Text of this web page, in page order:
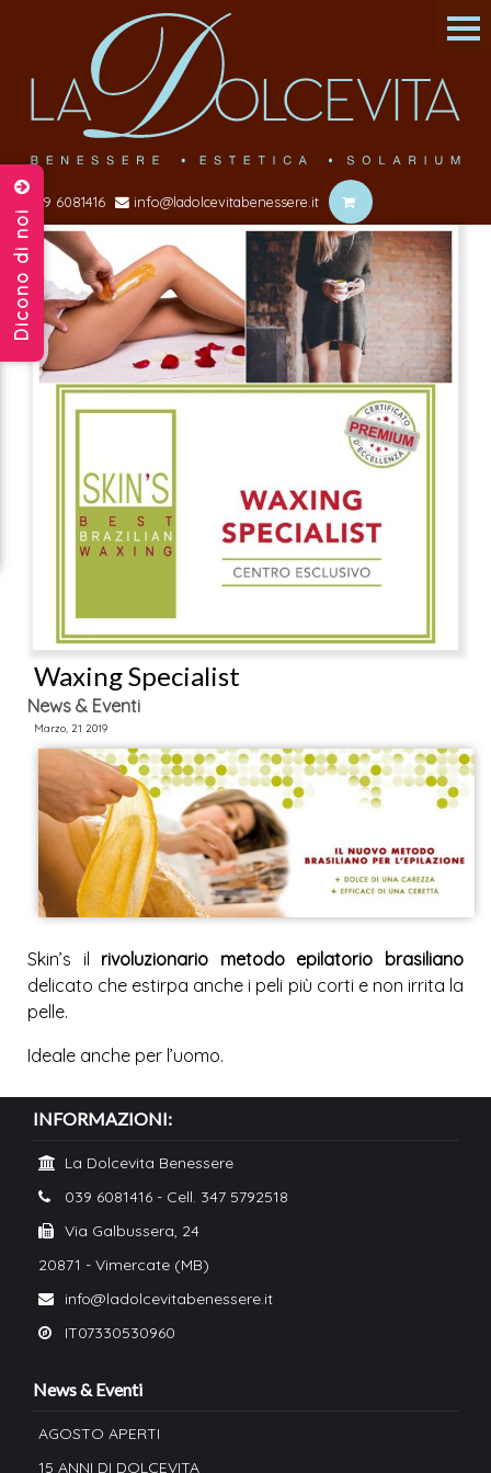
039 6081416 info@ladolcevitabenessere.it
Waxing Specialist
News & Eventi
Skin’s il rivoluzionario metodo epilatorio brasiliano
delicato che estirpa anche i peli più corti e non irrita la
pelle.
Ideale anche per l’uomo.
INFORMAZIONI:
La Dolcevita Benessere
039 6081416 - Cell. 347 5792518
Via Galbussera, 24
20871 - Vimercate (MB)
info@ladolcevitabenessere.it
IT07330530960
News & Eventi
AGOSTO APERTI
15 ANNI DI DOLCEVITA
Dicono di noi